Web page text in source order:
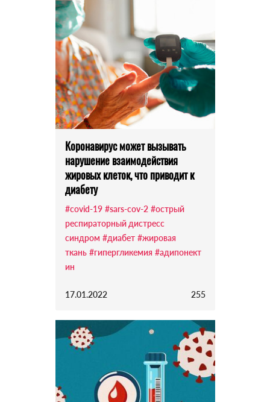
Коронавирус может вызывать
нарушение взаимодействия
жировых клеток, что приводит к
диабету
#covid-19 #sars-cov-2 #острый
респираторный дистресс
синдром #диабет #жировая
ткань #гипергликемия #адипонект
ин
17.01.2022 255